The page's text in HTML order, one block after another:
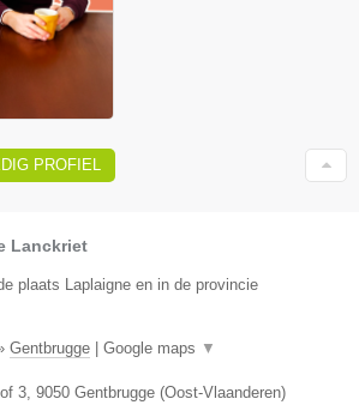
PROFIEL
Lanckriet
plaats Laplaigne en in de provincie
Gentbrugge | Google maps ▼
3 9050 Gentbrugge (Oost-Vlaanderen)